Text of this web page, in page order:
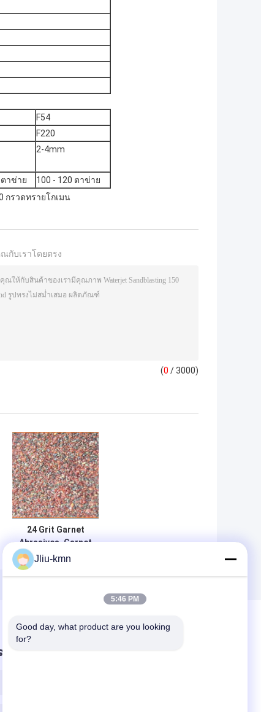
F54
F220
2-4mm
ตาข่าย
100 - 120 ตาข่าย
กรวดทรายโกเมน
กับเราโดยตรง
(0 / 3000)
24 Grit Garnet
Abrasives, Garnet
Blasting Material
ามไว้
Jliu-kmn
5:46 PM
Good day, what product are you looking
for?